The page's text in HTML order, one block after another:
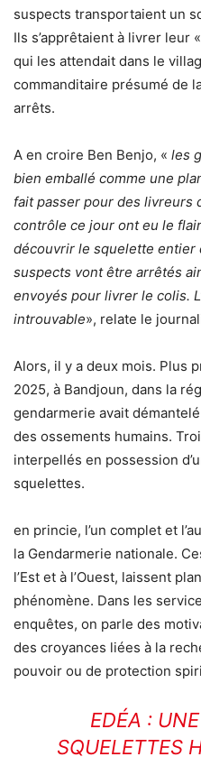
suspects transportaient un
Ils s’apprêtaient à livrer leur «
qui les attendait dans le
commanditaire présumé de
arrêts.
A en croire Ben Benjo, « les
bien emballé comme une
fait passer pour des livreurs
contrôle ce jour ont eu le
découvrir le squelette entier
suspects vont être arrêtés
envoyés pour livrer le colis.
introuvable», relate le
Alors, il y a deux mois. Plus
2025, à Bandjoun, dans la
gendarmerie avait
des ossements humains.
interpellés en possession
squelettes.
en princie, l’un complet et
la Gendarmerie nationale.
l’Est et à l’Ouest, laissent
phénomène. Dans les
enquêtes, on parle des
des croyances liées à la
pouvoir ou de protection
EDÉA :
SQUELETTES